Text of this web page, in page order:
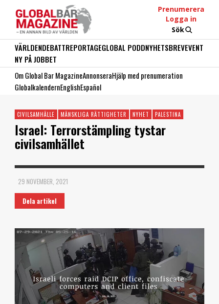
Prenumerera
Logga in
Sök
VÄRLDENDEBATTREPORTAGEGLOBAL PODDNYHETSBREVEVENT
NY PÅ JOBBET
Om Global Bar MagazineAnnonseraHjälp med prenumeration
GlobalkalendernEnglishEspañol
CIVILSAMHÄLLE MÄNSKLIGA RÄTTIGHETER NYHET PALESTINA
Israel: Terrorstämpling tystar
civilsamhället
29 NOVEMBER, 2021
Dela artikel